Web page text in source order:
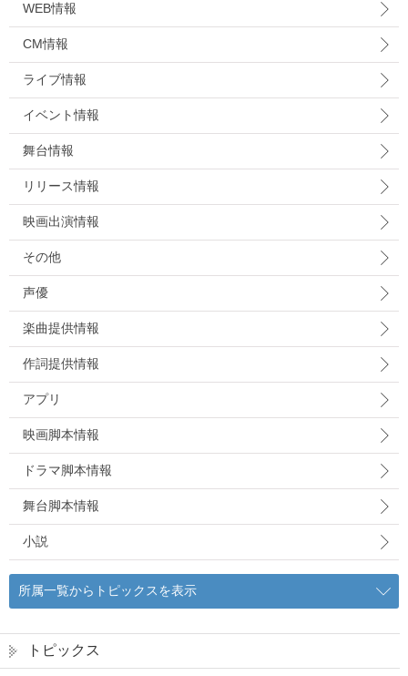
WEB情報
CM情報
ライブ情報
イベント情報
舞台情報
リリース情報
映画出演情報
その他
声優
楽曲提供情報
作詞提供情報
アプリ
映画脚本情報
ドラマ脚本情報
舞台脚本情報
小説
所属一覧からトピックスを表示
トピックス